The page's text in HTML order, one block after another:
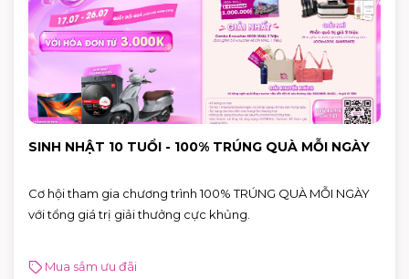
SINH NHẬT 10 TUỔI - 100% TRÚNG QUÀ MỖI NGÀY
Cơ hội tham gia chương trình 100% TRÚNG QUÀ MỖI NGÀY
với tổng giá trị giải thưởng cực khủng.
Mua sắm ưu đãi